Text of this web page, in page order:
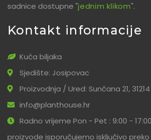
sadnice dostupne "jednim klikom".
Kontakt informacije
Kuća biljaka
Sjedište: Josipovac
Proizvodnja / Ured: Sunčana 21,
info@planthouse.hr
Radno vrijeme Pon - Pet : 9:00 -
proizvode isporučujemo isključivo preko